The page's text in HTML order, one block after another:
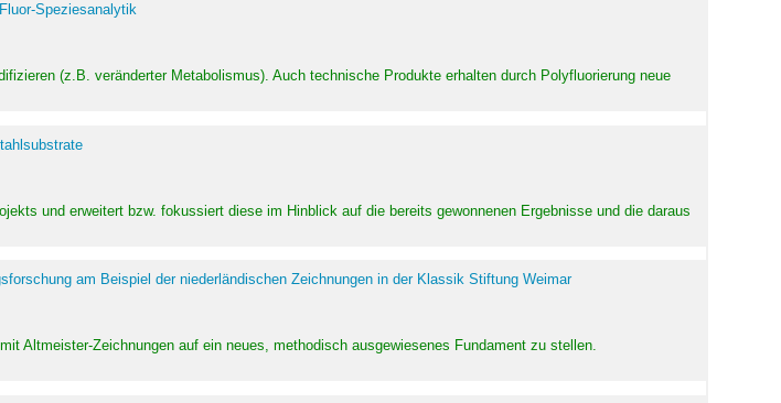
Speziesanalytik
(z.B. veränderter Metabolismus). Auch technische Produkte erhalten durch Polyfluorierung neue
und erweitert bzw. fokussiert diese im Hinblick auf die bereits gewonnenen Ergebnisse und die daraus
am Beispiel der niederländischen Zeichnungen in der Klassik Stiftung Weimar
Altmeister-Zeichnungen auf ein neues, methodisch ausgewiesenes Fundament zu stellen.